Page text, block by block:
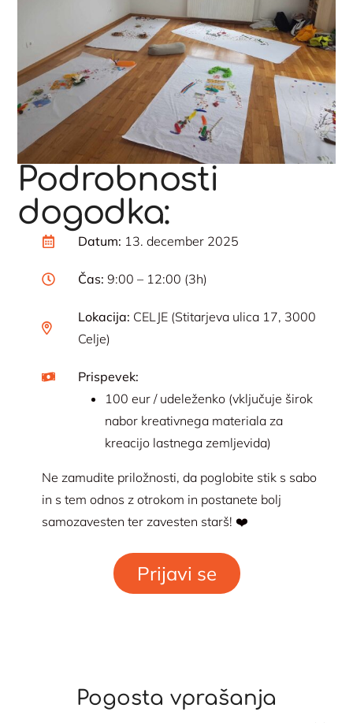
Podrobnosti
dogodka:
Datum: 13. december 2025
Čas: 9:00 – 12:00 (3h)
Lokacija: CELJE (Stitarjeva ulica 17, 3000
Celje)
Prispevek:
100 eur / udeleženko (vključuje širok
nabor kreativnega materiala za
kreacijo lastnega zemljevida)
Ne zamudite priložnosti, da poglobite stik s sabo
in s tem odnos z otrokom in postanete bolj
samozavesten ter zavesten starš! ❤️
Prijavi se
Pogosta vprašanja